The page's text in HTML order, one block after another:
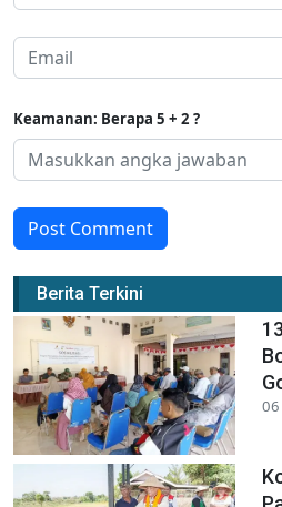
Keamanan: Berapa 5 + 2 ?
Post Comment
Berita Terkini